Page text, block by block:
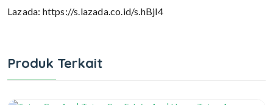
Lazada: https://s.lazada.co.id/s.hBjI4
Produk Terkait